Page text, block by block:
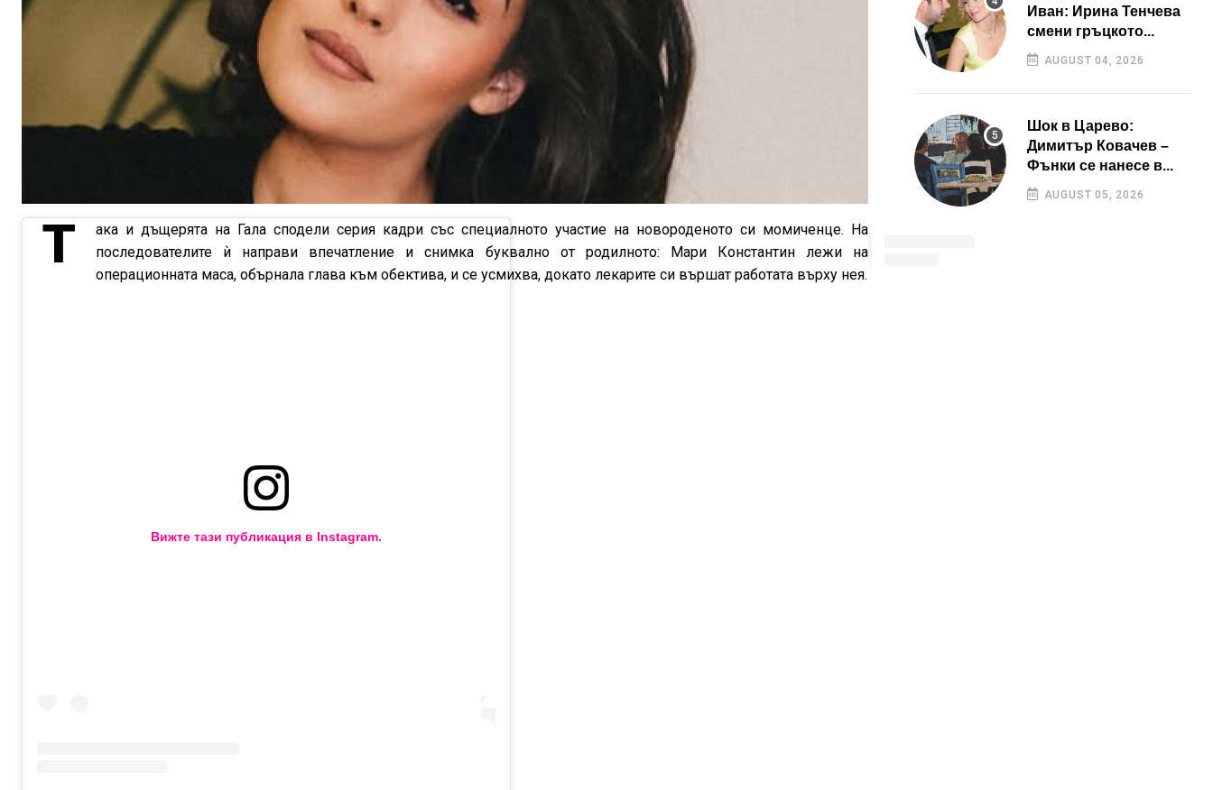
Т
ака и дъщерята на Гала сподели серия кадри със специалното участие на новороденото си момиченце. На
последователите ѝ направи впечатление и снимка буквално от родилното: Мари Константин лежи на
операционната маса, обърнала глава към обектива, и се усмихва, докато лекарите си вършат работата върху нея.
Вижте тази публикация в Instagram.
Иван: Ирина Тенчева
смени гръцкото...
AUGUST 04, 2026
Шок в Царево:
Димитър Ковачев –
Фънки се нанесе в...
AUGUST 05, 2026